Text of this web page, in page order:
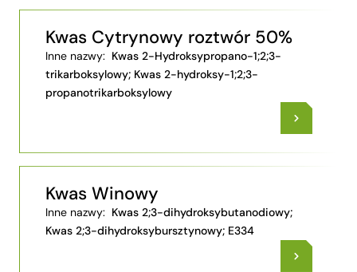
Kwas Cytrynowy roztwór 50%
Inne nazwy: Kwas 2-Hydroksypropano-1;2;3-
trikarboksylowy; Kwas 2-hydroksy-1;2;3-
propanotrikarboksylowy
Kwas Winowy
Inne nazwy: Kwas 2;3-dihydroksybutanodiowy;
Kwas 2;3-dihydroksybursztynowy; E334